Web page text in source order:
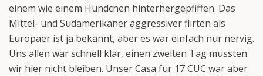
einem wie einem Hündchen hinterhergepfiffen. Das
Mittel- und Südamerikaner aggressiver flirten als
Europäer ist ja bekannt, aber es war einfach nur nervig.
Uns allen war schnell klar, einen zweiten Tag müssten
wir hier nicht bleiben. Unser Casa für 17 CUC war aber